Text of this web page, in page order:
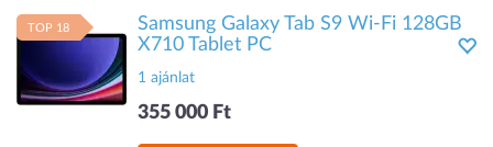
TOP 18
Samsung Galaxy Tab S9 Wi-Fi 128GB
X710 Tablet PC
1 ajánlat
355 000 Ft